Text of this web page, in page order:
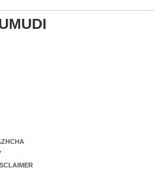
യുവാക്കൾ. ഞാറയ്ക്കൽ
ബീച്ചിൽ നിന്നുള്ള കാഴ്ച്ച